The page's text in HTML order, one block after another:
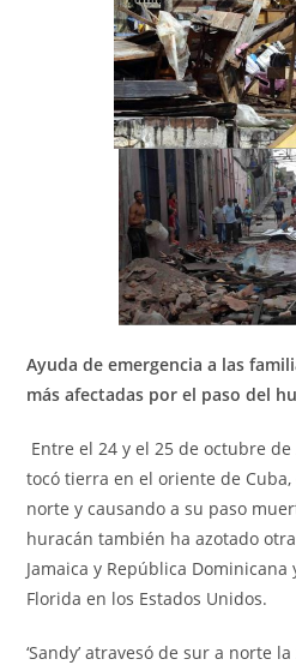
Ayuda de emergencia a las
más afectadas por el paso del
Entre el 24 y el 25 de octubre de
tocó tierra en el oriente de
norte y causando a su paso
huracán también ha azotado
Jamaica y República
Florida en los Estados Unidos.
‘Sandy’ atravesó de sur a norte